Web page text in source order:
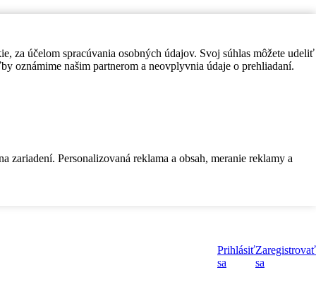
za účelom spracúvania osobných údajov. Svoj súhlas môžete udeliť
oznámime našim partnerom a neovplyvnia údaje o prehliadaní.
Personalizovaná reklama a obsah, meranie reklamy a
Prihlásiť
sa
Zaregistrovať
sa